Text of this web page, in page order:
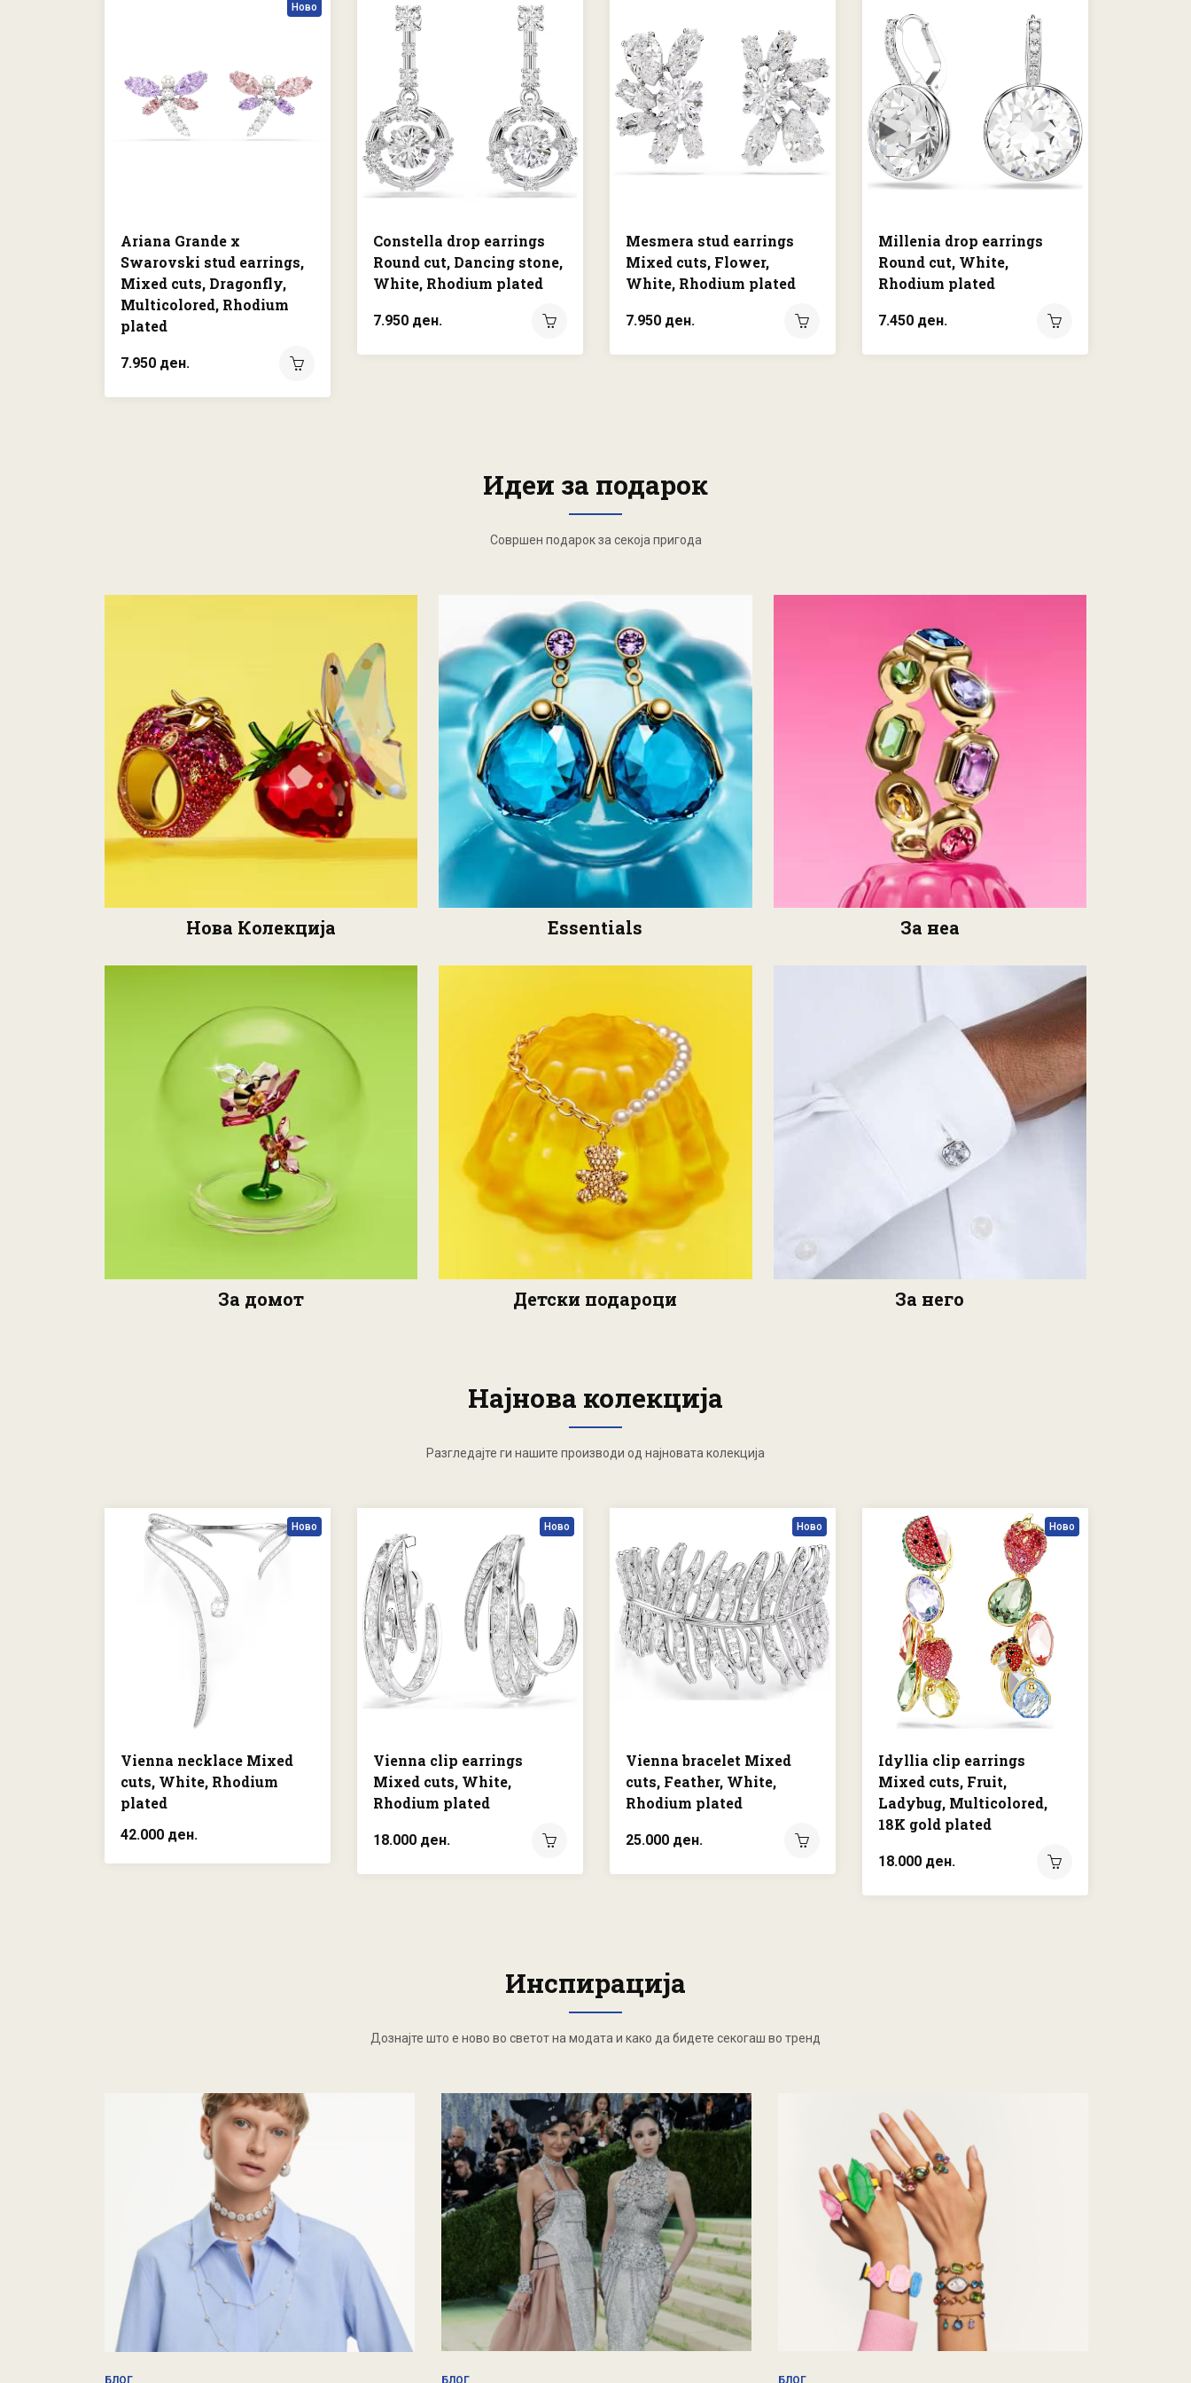
Ново
Ariana Grande x
Swarovski stud earrings,
Mixed cuts, Dragonfly,
Multicolored, Rhodium
plated
7.950 ден.
Constella drop earrings
Round cut, Dancing stone,
White, Rhodium plated
7.950 ден.
Mesmera stud earrings
Mixed cuts, Flower,
White, Rhodium plated
7.950 ден.
Millenia drop earrings
Round cut, White,
Rhodium plated
7.450 ден.
Идеи за подарок
Совршен подарок за секоја пригода
Нова Колекција Essentials За неа
За домот Детски подароци За него
Најнова колекција
Разгледајте ги нашите производи од најновата колекција
Ново
Vienna necklace Mixed
cuts, White, Rhodium
plated
42.000 ден.
Ново
Vienna clip earrings
Mixed cuts, White,
Rhodium plated
18.000 ден.
Ново
Vienna bracelet Mixed
cuts, Feather, White,
Rhodium plated
25.000 ден.
Ново
Idyllia clip earrings
Mixed cuts, Fruit,
Ladybug, Multicolored,
18K gold plated
18.000 ден.
Инспирација
Дознајте што е ново во светот на модата и како да бидете секогаш во тренд